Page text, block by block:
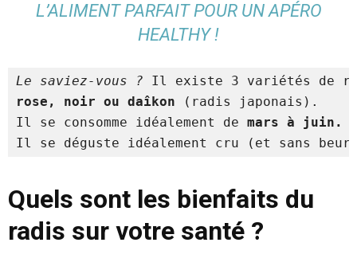
L’ALIMENT PARFAIT POUR UN APÉRO
HEALTHY !
Le saviez-vous ?
rose, noir ou daîkon (radis japonais).
Il se consomme idéalement de
Il se déguste idéalement cru (et sans
Quels sont les bienfaits du
radis sur votre santé ?